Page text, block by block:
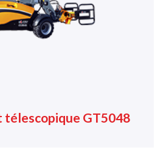
télescopique GT5048